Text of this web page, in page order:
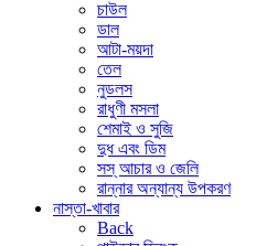
চাউল
ডাল
আটা-ময়দা
তেল
নুডলস
রাধুণী মসলা
শেমাই ও সুজি
দুধ এবং ডিম
সস্ আচার ও জেলি
রান্নার অন্যান্য উপকরণ
নাস্তা-খাবার
Back